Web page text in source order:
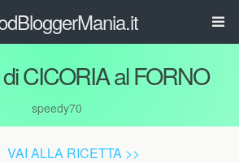
CICORIA al FORNO
speedy70
VAI ALLA RICETTA >>